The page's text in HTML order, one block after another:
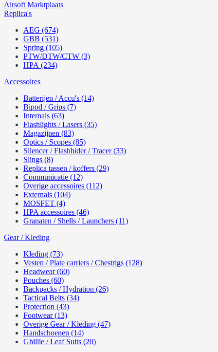
Airsoft Marktplaats
Replica's
AEG (674)
GBB (531)
Spring (105)
PTW/DTW/CTW (3)
HPA (234)
Accessoires
Batterijen / Accu's (14)
Bipod / Grips (7)
Internals (63)
Flashlights / Lasers (35)
Magazijnen (83)
Optics / Scopes (85)
Silencer / Flashhider / Tracer (33)
Slings (8)
Replica tassen / koffers (29)
Communicatie (12)
Overige accessoires (112)
Externals (104)
MOSFET (4)
HPA accessoires (46)
Granaten / Shells / Launchers (11)
Gear / Kleding
Kleding (73)
Vesten / Plate carriers / Chestrigs (128)
Headwear (60)
Pouches (60)
Backpacks / Hydration (26)
Tactical Belts (34)
Protection (43)
Footwear (13)
Overige Gear / Kleding (47)
Handschoenen (14)
Ghillie / Leaf Suits (20)